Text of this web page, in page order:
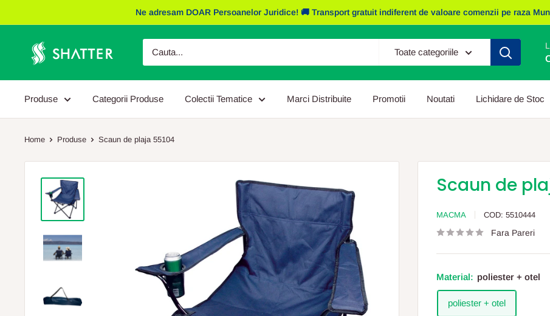
la
Ne adresam DOAR Persoanelor Juridice! 🚚 Transport gratuit indiferent de valoare comenzii pe raza
Obiecte
Promotionale
Shatter
Toate categoriile
Produse Categorii Produse Colectii Tematice Marci Distribuite Promotii Noutati Lichidare de Stoc
Home Produse Scaun de plaja 55104
Scaun de
MACMA COD: 5510444
Fara Pareri
Material: poliester + otel
poliester + otel